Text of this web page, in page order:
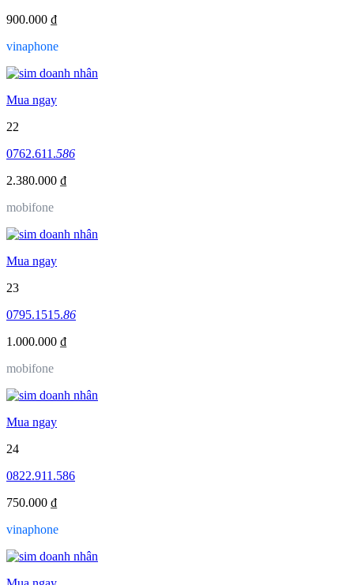
900.000 ₫
vinaphone
Mua ngay
22
0762.611.586
2.380.000 ₫
mobifone
Mua ngay
23
0795.1515.86
1.000.000 ₫
mobifone
Mua ngay
24
0822.911.586
750.000 ₫
vinaphone